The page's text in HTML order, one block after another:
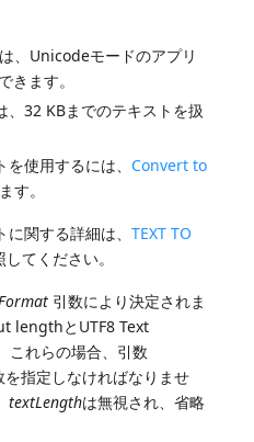
、Unicodeモードのアプリ
きます。
、32 KBまでのテキストを扱
使用するには、 Convert to
す。
に関する詳細は、TEXT TO
てください。
引数により決定されま
lengthとUTF8 Text
れらの場合、引数
を指定しなければなりませ
textLengthは無視され、省略